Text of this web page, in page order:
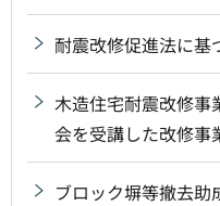
耐震改修促進法に基
木造住宅耐震改修事
会を受講した改修事
ブロック塀等撤去助